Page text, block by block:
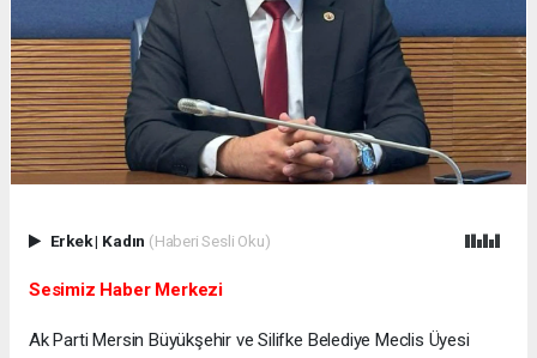
Erkek| Kadın (Haberi Sesli Oku)
Sesimiz Haber Merkezi
Ak Parti Mersin Büyükşehir ve Silifke Belediye Meclis Üyesi